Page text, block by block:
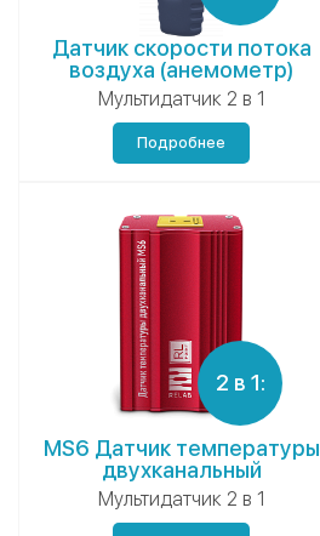
Датчик скорости потока
воздуха (анемометр)
Мультидатчик 2 в 1
Подробнее
2 в 1:
MS6 Датчик температуры
двухканальный
Мультидатчик 2 в 1